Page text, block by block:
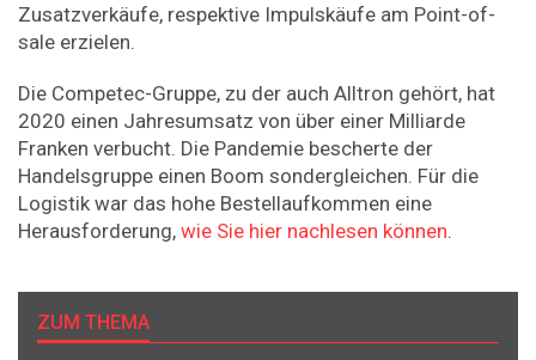
Zusatzverkäufe, respektive Impulskäufe am Point-of-
sale erzielen.
Die Competec-Gruppe, zu der auch Alltron gehört, hat
2020 einen Jahresumsatz von über einer Milliarde
Franken verbucht. Die Pandemie bescherte der
Handelsgruppe einen Boom sondergleichen. Für die
Logistik war das hohe Bestellaufkommen eine
Herausforderung, wie Sie hier nachlesen können.
ZUM THEMA